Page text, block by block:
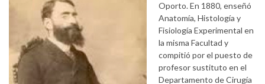
Oporto. En 1880, enseñó
Anatomía, Histología y
Fisiología Experimental en
la misma Facultad y
compitió por el puesto de
profesor sustituto en el
Departamento de Cirugía